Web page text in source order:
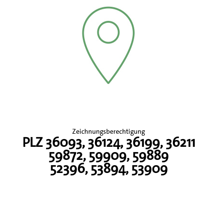
Zeichnungsberechtigung
PLZ 36093, 36124, 36199, 36211
59872, 59909, 59889
52396, 53894, 53909